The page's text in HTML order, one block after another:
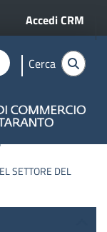
Menu
Accedi CRM
D'ITALIA
Cerca
SETTORE DEL